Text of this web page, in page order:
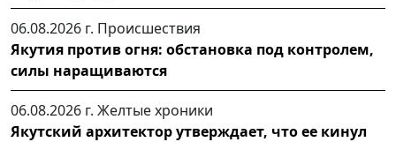
06.08.2026 г. Происшествия
Якутия против огня: обстановка под контролем,
силы наращиваются
06.08.2026 г. Желтые хроники
Якутский архитектор утверждает, что ее кинул